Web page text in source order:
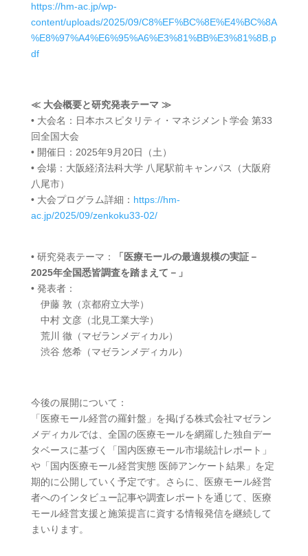
https://hm-ac.jp/wp-
content/uploads/2025/09/C8%EF%BC%8E%E4%BC%8A
%E8%97%A4%E6%95%A6%E3%81%BB%E3%81%8B.p
df
≪ 大会概要と研究発表テーマ ≫
• 大会名：日本ホスピタリティ・マネジメント学会 第33
回全国大会
• 開催日：2025年9月20日（土）
• 会場：大阪経済法科大学 八尾駅前キャンパス（大阪府
八尾市）
• 大会プログラム詳細： https://hm-
ac.jp/2025/09/zenkoku33-02/
• 研究発表テーマ：
「医療モールの最適規模の実証－
2025年全国悉皆調査を踏まえて－」
• 発表者：
伊藤 敦（京都府立大学）
中村 文彦（北見工業大学）
荒川 徹（マゼランメディカル）
渋谷 悠希（マゼランメディカル）
今後の展開について：
「医療モール経営の羅針盤」を掲げる株式会社マゼラン
メディカルでは、全国の医療モールを網羅した独自デー
タベースに基づく「国内医療モール市場統計レポート」
や「国内医療モール経営実態 医師アンケート結果」を定
期的に公開していく予定です。さらに、医療モール経営
者へのインタビュー記事や調査レポートを通じて、医療
モール経営支援と施策提言に資する情報発信を継続して
まいります。